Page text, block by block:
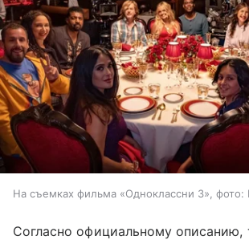
На съемках фильма «Одноклассни 3», фото:
Согласно официальному описанию,